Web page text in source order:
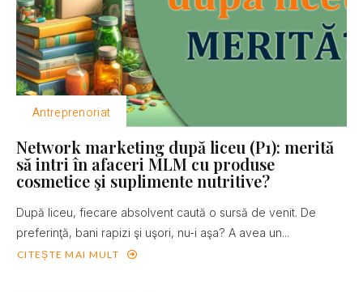
Antreprenoriat
Network marketing după liceu (P1): merită
să intri în afaceri MLM cu produse
cosmetice şi suplimente nutritive?
După liceu, fiecare absolvent caută o sursă de venit. De
preferinţă, bani rapizi şi uşori, nu-i aşa? A avea un...
CITEȘTE MAI MULT